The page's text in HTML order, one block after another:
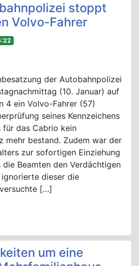
stoppt
Volvo-Fahrer
der Autobahnpolizei
(10. Januar) auf
4 ein Volvo-Fahrer (57)
seines Kennzeichens
für das Cabrio kein
mehr bestand. Zudem war der
zur sofortigen Einziehung
die Beamten den Verdächtigen
dieser die
[…]
um eine